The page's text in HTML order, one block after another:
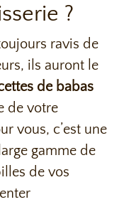
?
ravis de
ils auront le
de babas
de votre
vous, c’est une
gamme de
de vos